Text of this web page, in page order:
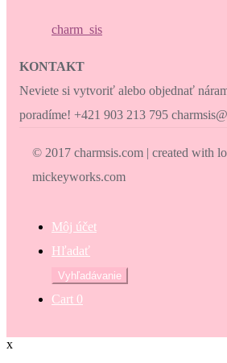
charm_sis
KONTAKT
Neviete si vytvoriť alebo objednať
poradíme! +421 903 213 795
© 2017 charmsis.com | created with
mickeyworks.com
Môj účet
Hľadať
Hľadať:
Vyhľadávanie
Cart 0
x